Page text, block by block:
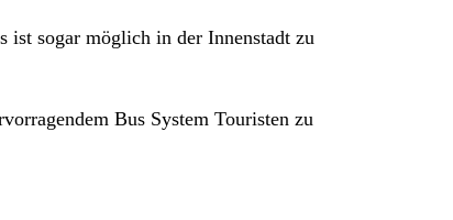
ist sogar möglich in der Innenstadt zu
Bus System Touristen zu